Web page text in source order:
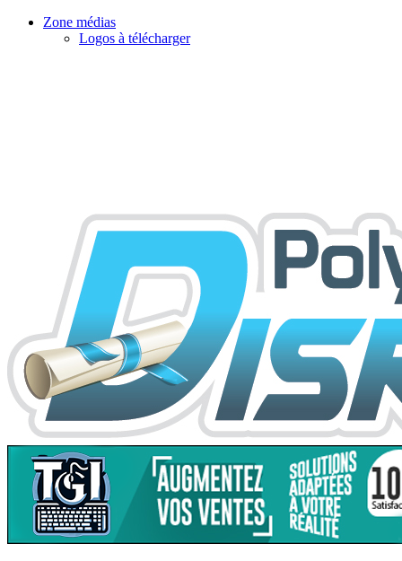
Zone médias
Logos à télécharger